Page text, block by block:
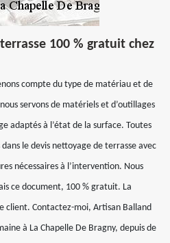
100 % gratuit chez
compte du type de matériau et de
servons de matériels et d’outillages
adaptés à l’état de la surface. Toutes
le devis nettoyage de terrasse avec
nécessaires à l’intervention. Nous
ce document, 100 % gratuit. La
client. Contactez-moi, Artisan Balland
à La Chapelle De Bragny, depuis de